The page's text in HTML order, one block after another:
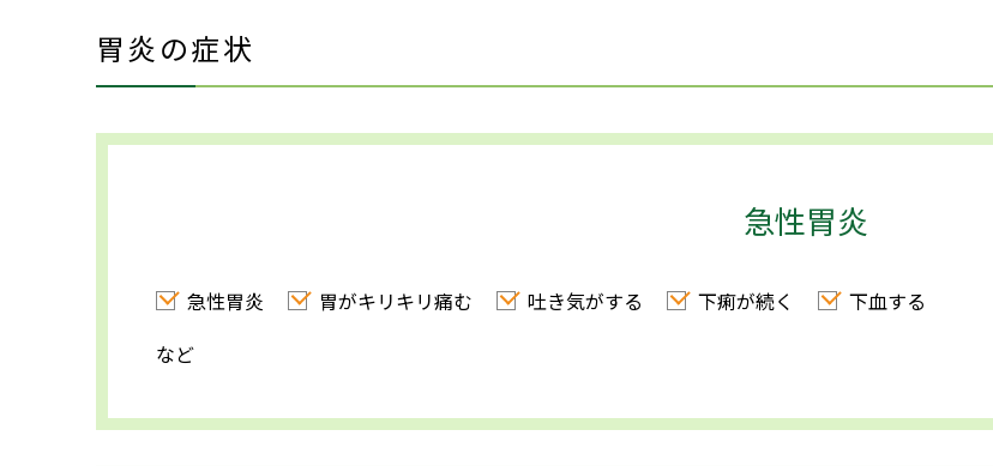
胃炎の症状
急性胃炎
急性胃炎 胃がキリキリ痛む 吐き気がする 下痢が続く
下血する
など